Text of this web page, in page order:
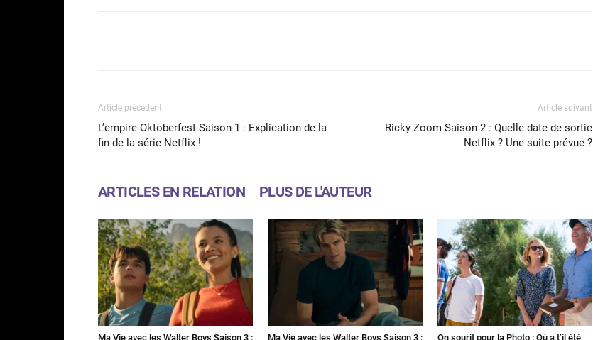
Article précédent
L’empire Oktoberfest Saison 1 : Explication de la
fin de la série Netflix !
Article suivant
Ricky Zoom Saison 2 : Quelle date de sortie
Netflix ? Une suite prévue ?
ARTICLES EN RELATION PLUS DE L'AUTEUR
Ma Vie avec les Walter Boys Saison 3 : Ma Vie avec les Walter Boys Saison 3 : On sourit pour la Photo : Où a t’il été